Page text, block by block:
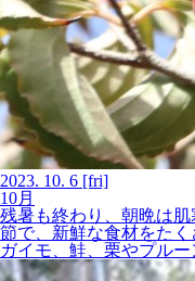
2023. 10. 6 [fri]
10月
残暑も終わり、朝晩は
節で、新鮮な食材をた
ガイモ、鮭、栗やプル